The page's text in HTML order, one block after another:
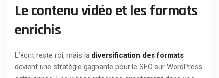
Le contenu vidéo et les formats
enrichis
L’écrit reste roi, mais la diversification des formats
devient une stratégie gagnante pour le SEO sur WordPress